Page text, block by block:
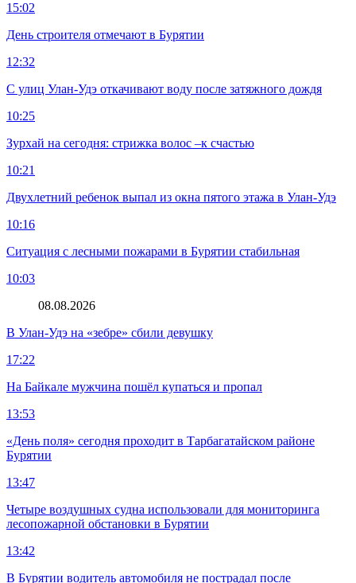
15:02
День строителя отмечают в Бурятии
12:32
С улиц Улан-Удэ откачивают воду после затяжного дождя
10:25
Зурхай на сегодня: стрижка волос –к счастью
10:21
Двухлетний ребенок выпал из окна пятого этажа в Улан-Удэ
10:16
Ситуация с лесными пожарами в Бурятии стабильная
10:03
08.08.2026
В Улан-Удэ на «зебре» сбили девушку
17:22
На Байкале мужчина пошёл купаться и пропал
13:53
«День поля» сегодня проходит в Тарбагатайском районе
Бурятии
13:47
Четыре воздушных судна использовали для мониторинга
лесопожарной обстановки в Бурятии
13:42
В Бурятии водитель автомобиля не пострадал после